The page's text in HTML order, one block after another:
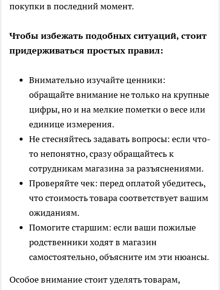
покупки в последний момент.
Чтобы избежать подобных ситуаций, стоит
придерживаться простых правил:
Внимательно изучайте ценники:
обращайте внимание не только на крупные
цифры, но и на мелкие пометки о весе или
единице измерения.
Не стесняйтесь задавать вопросы: если что-
то непонятно, сразу обращайтесь к
сотрудникам магазина за разъяснениями.
Проверяйте чек: перед оплатой убедитесь,
что стоимость товара соответствует вашим
ожиданиям.
Помогите старшим: если ваши пожилые
родственники ходят в магазин
самостоятельно, объясните им эти нюансы.
Особое внимание стоит уделять товарам,